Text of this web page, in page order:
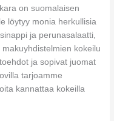
on suomalaisen
löytyy monia herkullisia
ja perunasalaatti,
kokeilu
ja sopivat juomat
tarjoamme
kannattaa kokeilla